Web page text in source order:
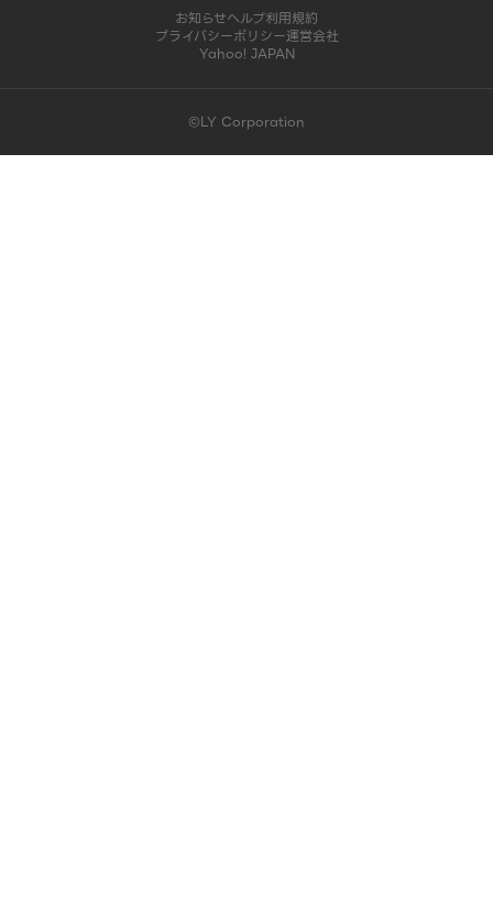
お知らせヘルプ利用規約
プライバシーポリシー運営会社
Yahoo! JAPAN
©LY Corporation
このコンテンツは掲載が終了しました | LINE占い